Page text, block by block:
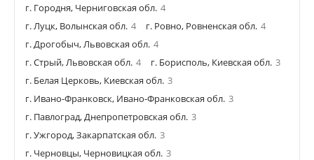
г. Городня, Черниговская обл. 4
г. Луцк, Волынская обл. 4 г. Ровно, Ровненская обл. 4
г. Дрогобыч, Львовская обл. 4
г. Стрый, Львовская обл. 4 г. Борисполь, Киевская обл. 3
г. Белая Церковь, Киевская обл. 3
г. Ивано-Франковск, Ивано-Франковская обл. 3
г. Павлоград, Днепропетровская обл. 3
г. Ужгород, Закарпатская обл. 3
г. Черновцы, Черновицкая обл. 3